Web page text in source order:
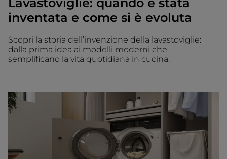
Lavastoviglie: quando è stata
inventata e come si è evoluta
Scopri la storia dell’invenzione della lavastoviglie:
dalla prima idea ai modelli moderni che
semplificano la vita quotidiana in cucina.